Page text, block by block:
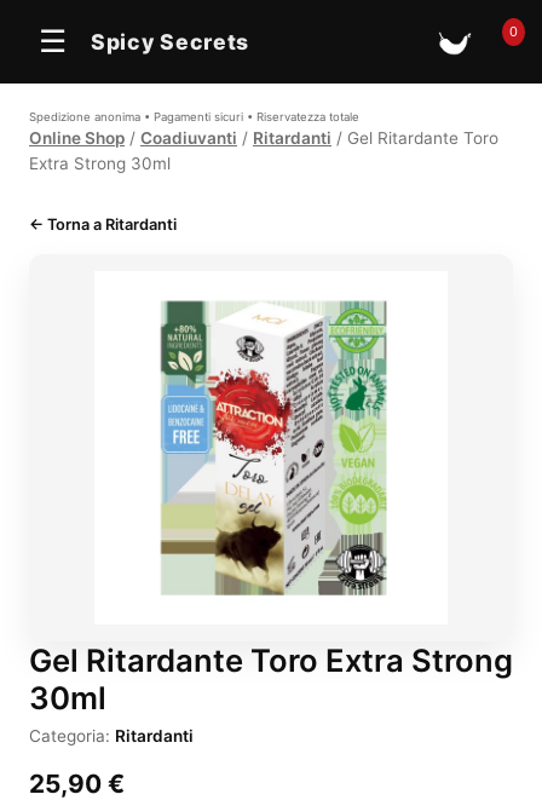
☰ Spicy Secrets 🛒0
Spedizione anonima • Pagamenti sicuri • Riservatezza totale
Online Shop / Coadiuvanti / Ritardanti / Gel Ritardante Toro
Extra Strong 30ml
← Torna a Ritardanti
Gel Ritardante Toro Extra Strong
30ml
Categoria: Ritardanti
25,90 €